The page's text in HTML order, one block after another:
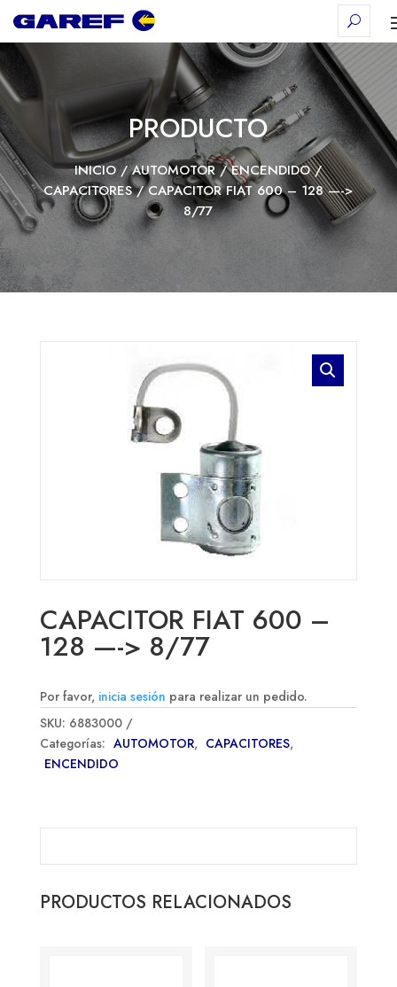
PRODUCTO
INICIO/AUTOMOTOR/ENCENDIDO/
CAPACITORES/ CAPACITOR FIAT 600 – 128 —->
8/77
CAPACITOR FIAT 600 –
128 —-> 8/77
Por favor, inicia sesión para realizar un pedido.
SKU: 6883000
Categorías: AUTOMOTOR, CAPACITORES,
ENCENDIDO
PRODUCTOS RELACIONADOS